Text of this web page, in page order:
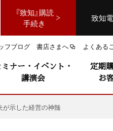
『致知』購読
手続き
致知
フブログ 書店さまへ よくある
ナー・イベント・
講演会
定期
お
が示した経営の神髄